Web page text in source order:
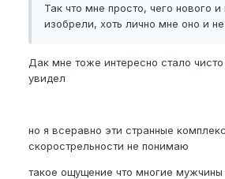
Так что мне просто, чего нового и
изобрели, хоть лично мне оно и не
Дак мне тоже интересно стало
увидел
но я всеравно эти странные
скорострельности не понимаю
такое ощущение что многие мужчины